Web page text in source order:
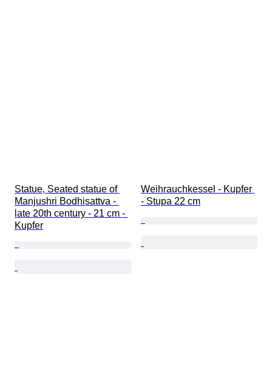
Statue, Seated statue of
Manjushri Bodhisattva -
late 20th century - 21 cm -
Kupfer
Weihrauchkessel - Kupfer
- Stupa 22 cm